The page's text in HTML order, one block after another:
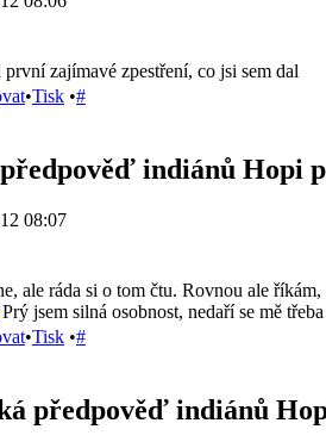
první zajímavé zpestření, co jsi sem dal
•Tisk •#
indiánů Hopi
08:07
ale ráda si o tom čtu. Rovnou ale
Prý jsem silná osobnost, nedaří se mě
•Tisk •#
předpověď indiánů